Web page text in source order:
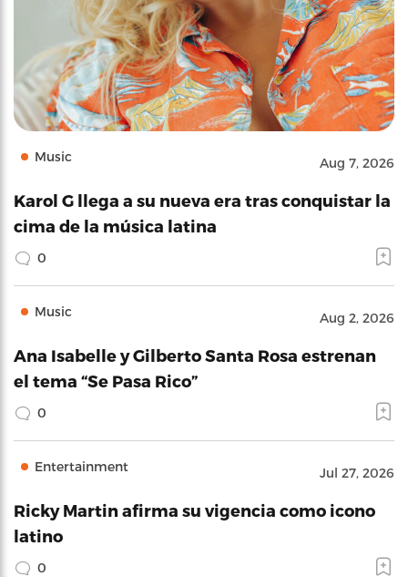
Music Aug 7, 2026
Karol G llega a su nueva era tras conquistar la
cima de la música latina
0
Music Aug 2, 2026
Ana Isabelle y Gilberto Santa Rosa estrenan
el tema “Se Pasa Rico”
0
Entertainment Jul 27, 2026
Ricky Martin afirma su vigencia como icono
latino
0